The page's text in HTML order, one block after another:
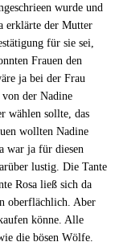
wurde und
erklärte der Mutter
für sie sei,
Frauen den
ja bei der Frau
der Nadine
wählen sollte, das
wollten Nadine
war ja für diesen
lustig. Die Tante
Rosa ließ sich da
oberflächlich. Aber
könne. Alle
die bösen Wölfe.